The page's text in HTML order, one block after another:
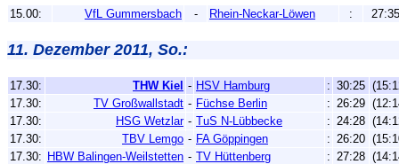
15.00: VfL Gummersbach - Rhein-Neckar-Löwen : 27:35
11. Dezember 2011, So.:
17.30: THW Kiel - HSV Hamburg : 30:25
17.30:
TV Großwallstadt - Füchse Berlin : 26:29
17.30:
HSG Wetzlar - TuS N-Lübbecke : 24:28
17.30:
TBV Lemgo - FA Göppingen : 26:20
17.30: HBW Balingen-Weilstetten - TV Hüttenberg : 27:28